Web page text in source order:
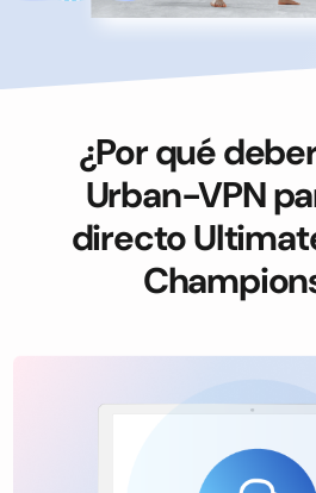
¿Por qué
Urban-VPN
directo